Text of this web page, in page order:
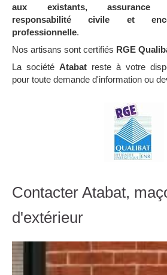
aux existants, assurance
responsabilité civile et
professionnelle.
Nos artisans sont certifiés RGE
La société Atabat reste à votre
pour toute demande d'information ou
Contacter Atabat,
d'extérieur